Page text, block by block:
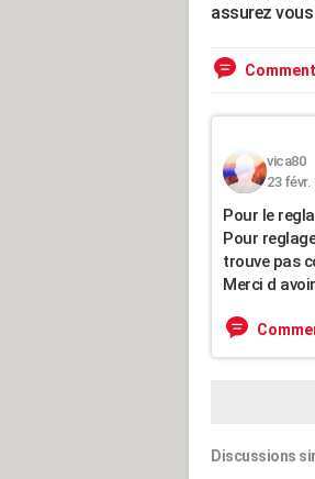
assurez
vica80
23 févr.
Pour le
Pour
trouve pas
Merci d
Discussions